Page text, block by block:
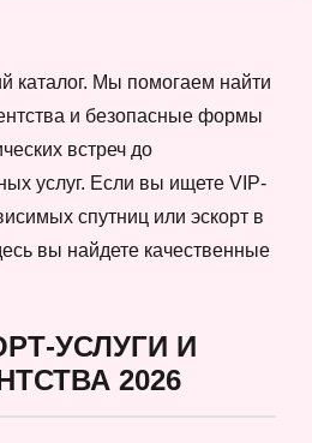
каталог. Мы помогаем найти
и безопасные формы
встреч до
услуг. Если вы ищете VIP-
спутниц или эскорт в
вы найдете качественные
УСЛУГИ И
2026